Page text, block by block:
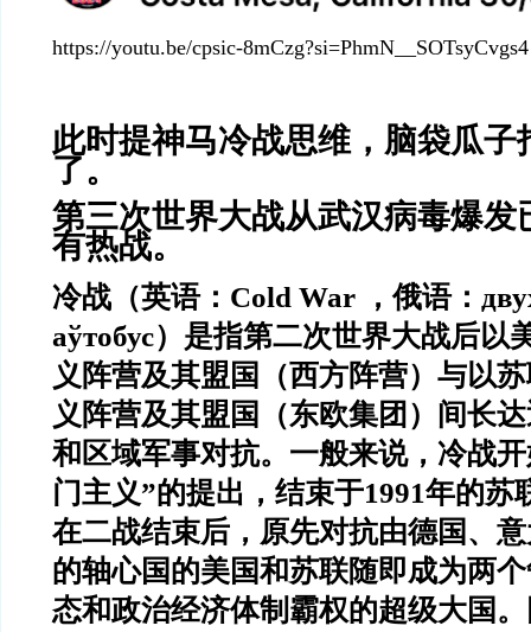
https://youtu.be/cpsic-8mCzg?si=PhmN__SOTsyCvgs4
此时提神马冷战思维，脑袋瓜子
了。
第三次世界大战从武汉病毒爆发
有热战。
冷战（英语： Cold War ，俄语：
аўтобус）是指第二次世界大战后以
义阵营及其盟国（西方阵营）与以
义阵营及其盟国（东欧集团）间长
和区域军事对抗。一般来说，冷战
门主义”的提出，结束于1991年的苏
在二战结束后，原先对抗由德国、
的轴心国的美国和苏联随即成为两
态和政治经济体制霸权的超级大国